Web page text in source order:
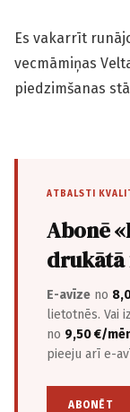
Es vakarrīt
vecmāmiņas
piedzimšanas
ATBALSTI
Abonē
E-avīze no
lietotnēs. Vai
no 9,50 €/
pieeju arī e-
ABONĒT